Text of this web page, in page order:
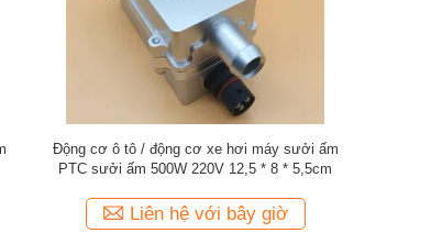
Kháng ăn mòn động cơ xe hơi máy sưởi Al
vật liệu xe tải máy sưởi
Liên hệ với bây giờ